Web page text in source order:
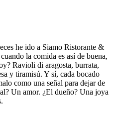
he ido a Siamo Ristorante &
la comida es así de buena,
Ravioli di aragosta, burrata,
y tiramisú. Y sí, cada bocado
como una señal para dejar de
Un amor. ¿El dueño? Una joya